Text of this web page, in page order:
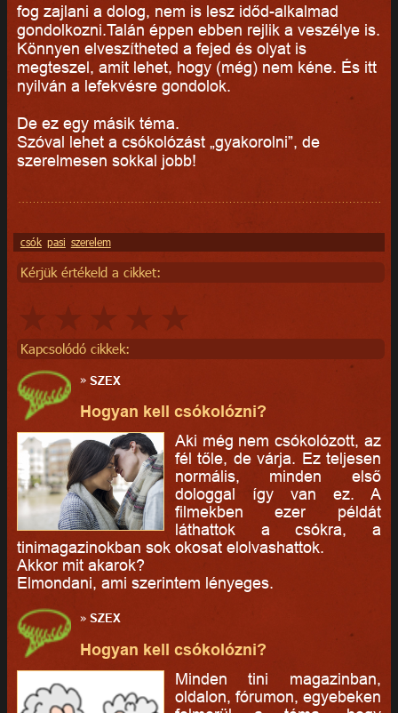
fog zajlani a dolog, nem is lesz időd-alkalmad
gondolkozni.Talán éppen ebben rejlik a veszélye is.
Könnyen elveszítheted a fejed és olyat is
megteszel, amit lehet, hogy (még) nem kéne. És itt
nyilván a lefekvésre gondolok.
De ez egy másik téma.
Szóval lehet a csókolózást „gyakorolni”, de
szerelmesen sokkal jobb!
csók pasi szerelem
Kérjük értékeld a cikket:
Kapcsolódó cikkek:
»SZEX
Hogyan kell csókolózni?
Aki még nem csókolózott, az
fél tőle, de várja. Ez teljesen
normális, minden első
dologgal így van ez. A
filmekben ezer példát
láthattok a csókra, a
tinimagazinokban sok okosat elolvashattok.
Akkor mit akarok?
Elmondani, ami szerintem lényeges.
»SZEX
Hogyan kell csókolózni?
Minden tini magazinban,
oldalon, fórumon, egyebeken